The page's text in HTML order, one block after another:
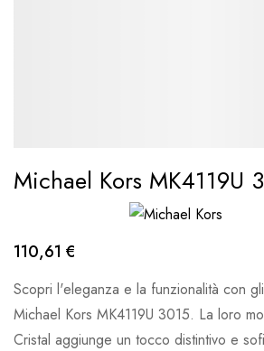
Michael Kors MK4119U
110,61 €
Scopri l'eleganza e la funzionalità con
Michael Kors MK4119U 3015. La loro
Cristal aggiunge un tocco distintivo e